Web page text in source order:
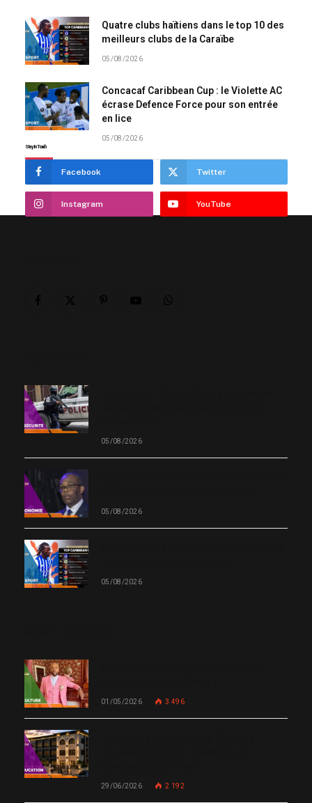
Quatre clubs haïtiens dans le top 10 des
meilleurs clubs de la Caraïbe
05/08/2026
Concacaf Caribbean Cup : le Violette AC
écrase Defence Force pour son entrée
en lice
05/08/2026
Stay In Touch
Facebook Twitter
Instagram YouTube
05/08/2026
05/08/2026
05/08/2026
01/05/2026 3 496
29/06/2026 2 192